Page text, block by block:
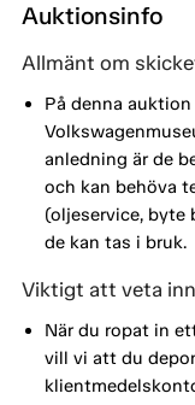
Auktionsinfo
Allmänt om
På denna
anledning är de
och kan behöva
(oljeservice, byte
de kan tas i bruk.
Viktigt att veta
När du ropat in
vill vi att du